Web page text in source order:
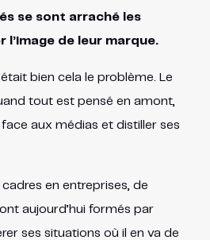
se sont arraché les
l’image de leur marque.
bien cela le problème. Le
tout est pensé en amont,
aux médias et distiller ses
en entreprises, de
aujourd’hui formés par
ses situations où il en va de